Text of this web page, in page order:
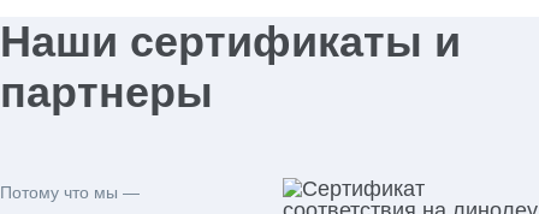
Наши сертификаты и
партнеры
Потому что мы —